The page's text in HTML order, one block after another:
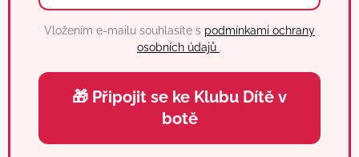
Vložením e-mailu souhlasíte s podmínkami ochrany
osobních údajů .
🎁 Připojit se ke Klubu Dítě v
botě